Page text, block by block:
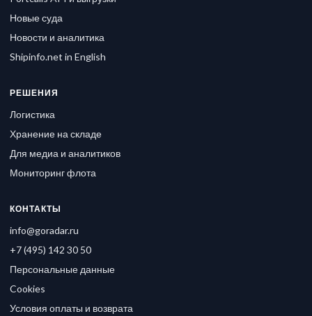
Новые суда
Новости и аналитика
Shipinfo.net in English
РЕШЕНИЯ
Логистика
Хранение на складе
Для медиа и аналитиков
Мониторинг флота
КОНТАКТЫ
info@goradar.ru
+7 (495) 142 30 50
Персональные данные
Cookies
Условия оплаты и возврата